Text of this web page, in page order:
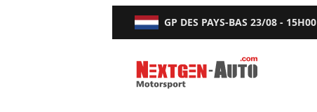
GP DES PAYS-BAS 23/08 - 15H00
Nextgen-Auto.com